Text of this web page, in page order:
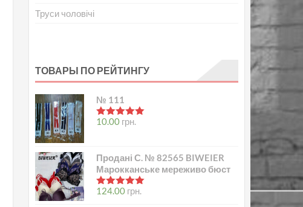
Труси чоловічі
ТОВАРЫ ПО РЕЙТИНГУ
№ 111
в5.00з 5
10.00 грн.
Продані С. № 82565 BIWEIER
Марокканське мереживо бюст
в5.00з 5
124.00 грн.